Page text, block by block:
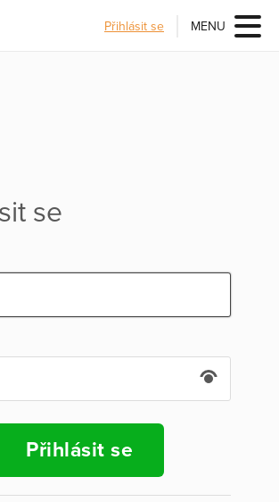
Přihlásit se MENU
se
Přihlásit se